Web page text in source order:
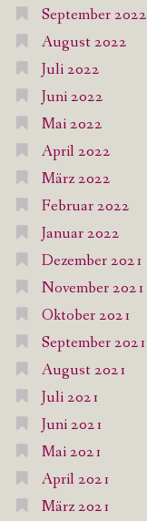
September 2022
August 2022
Juli 2022
Juni 2022
Mai 2022
April 2022
März 2022
Februar 2022
Januar 2022
Dezember 2021
November 2021
Oktober 2021
September 2021
August 2021
Juli 2021
Juni 2021
Mai 2021
April 2021
März 2021